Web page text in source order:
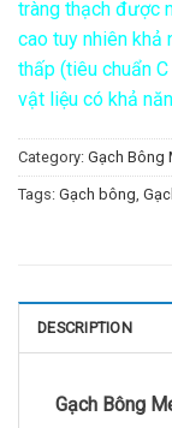
tràng thạch được
cao tuy nhiên khả
thấp (tiêu chuẩn
vật liệu có khả
Category: Gạch Bông
Tags: Gạch bông,
DESCRIPTION
Gạch Bông